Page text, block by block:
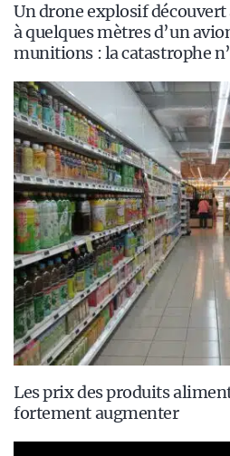
Un drone explosif
à quelques mètres d’un
munitions : la catastrophe
Les prix des produits
fortement augmenter